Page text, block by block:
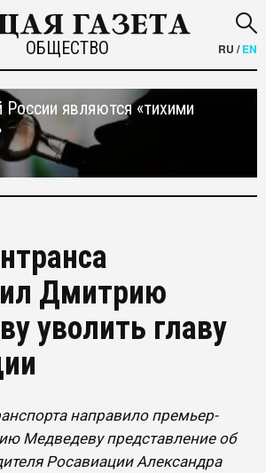
ОБЩЕСТВО RU /EN
являются «тихими
Дмитрию
уволить главу
направило премьер-
Медведеву представление об
Росавиации Александра